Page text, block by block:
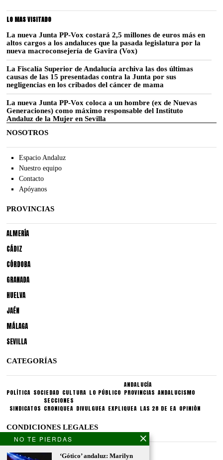
LO MAS VISITADO
La nueva Junta PP-Vox costará 2,5 millones de euros más en
altos cargos a los andaluces que la pasada legislatura por la
nueva macroconsejería de Gavira (Vox)
La Fiscalía Superior de Andalucía archiva las dos últimas
causas de las 15 presentadas contra la Junta por sus
negligencias en los cribados del cáncer de mama
La nueva Junta PP-Vox coloca a un hombre (ex de Nuevas
Generaciones) como máximo responsable del Instituto
Andaluz de la Mujer en Sevilla
NOSOTROS
Espacio Andaluz
Nuestro equipo
Contacto
Apóyanos
PROVINCIAS
ALMERÍA
CÁDIZ
CÓRDOBA
GRANADA
HUELVA
JAÉN
MÁLAGA
SEVILLA
CATEGORÍAS
POLÍTICA SOCIEDAD CULTURA LO PÚBLICO
ANDALUCÍA
PROVINCIAS ANDALUCISMO
SINDICATOS
SECCIONES
CRONIQUEA DIVULGUEA EXPLIQUEA LAS 28 DE EA OPINIÓN
CONDICIONES LEGALES
Aviso legal
NO TE PIERDAS
‘Gótico’ andaluz: Marilyn